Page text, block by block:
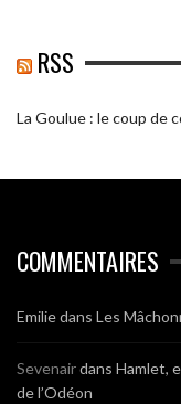
RSS
La Goulue : le coup de
COMMENTAIRES
Emiliedans Les
Sevenairdans Hamlet,
de l’Odéon